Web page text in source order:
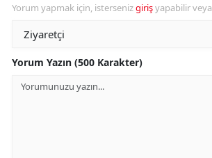
Yorum yapmak için, istersenizgirişyapabilir veya
Yorum Yazın (500 Karakter)